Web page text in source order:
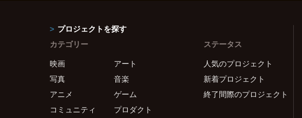
プロジェクトを探す
カテゴリー
映画
アート
写真
音楽
アニメ
ゲーム
コミュニティ
プロダクト
ステータス
人気のプロジェクト
新着プロジェクト
終了間際のプロジェクト